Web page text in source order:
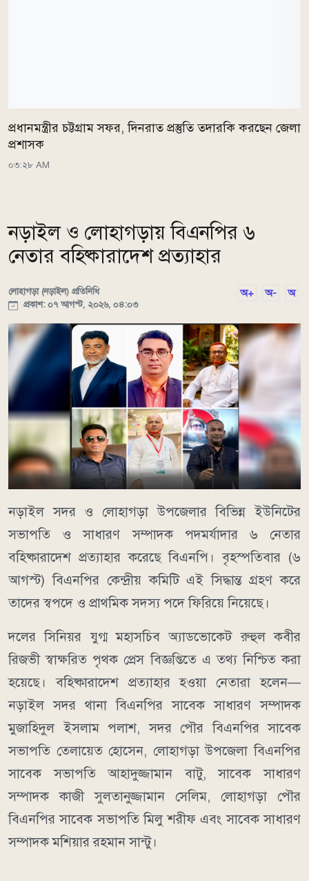
প্রধানমন্ত্রীর চট্টগ্রাম সফর, দিনরাত প্রস্তুতি তদারকি করছেন জেলা
প্রশাসক
০৩:২৮ AM
নড়াইল ও লোহাগড়ায় বিএনপির ৬
নেতার বহিষ্কারাদেশ প্রত্যাহার
লোহাগড়া (নড়াইল) প্রতিনিধি
প্রকাশ: ০৭ আগস্ট, ২০২৬, ০৪:০৩
অ+ অ- অ
নড়াইল সদর ও লোহাগড়া উপজেলার বিভিন্ন ইউনিটের
সভাপতি ও সাধারণ সম্পাদক পদমর্যাদার ৬ নেতার
বহিষ্কারাদেশ প্রত্যাহার করেছে বিএনপি। বৃহস্পতিবার (৬
আগস্ট) বিএনপির কেন্দ্রীয় কমিটি এই সিদ্ধান্ত গ্রহণ করে
তাদের স্বপদে ও প্রাথমিক সদস্য পদে ফিরিয়ে নিয়েছে।
দলের সিনিয়র যুগ্ম মহাসচিব অ্যাডভোকেট রুহুল কবীর
রিজভী স্বাক্ষরিত পৃথক প্রেস বিজ্ঞপ্তিতে এ তথ্য নিশ্চিত করা
হয়েছে। বহিষ্কারাদেশ প্রত্যাহার হওয়া নেতারা হলেন—
নড়াইল সদর থানা বিএনপির সাবেক সাধারণ সম্পাদক
মুজাহিদুল ইসলাম পলাশ, সদর পৌর বিএনপির সাবেক
সভাপতি তেলায়েত হোসেন, লোহাগড়া উপজেলা বিএনপির
সাবেক সভাপতি আহাদুজ্জামান বাটু, সাবেক সাধারণ
সম্পাদক কাজী সুলতানুজ্জামান সেলিম, লোহাগড়া পৌর
বিএনপির সাবেক সভাপতি মিলু শরীফ এবং সাবেক সাধারণ
সম্পাদক মশিয়ার রহমান সান্টু।